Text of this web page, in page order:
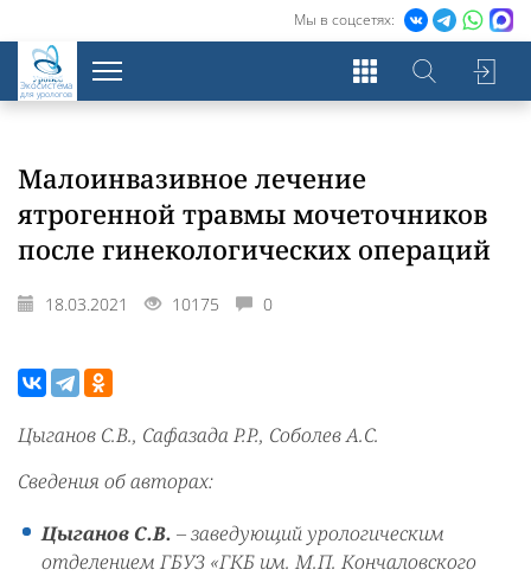
Мы в соцсетях:
Экосистема
для урологов
Малоинвазивное лечение
ятрогенной травмы мочеточников
после гинекологических операций
18.03.2021 10175 0
Цыганов С.В., Сафазада Р.Р., Соболев А.С.
Сведения об авторах:
Цыганов С.В. – заведующий урологическим
отделением ГБУЗ «ГКБ им. М.П. Кончаловского